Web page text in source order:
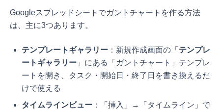
Googleスプレッドシートでガントチャートを作る方法
は、主に3つあります。
テンプレートギャラリー ：新規作成画面の「 テンプレ
ートギャラリー 」にある「ガントチャート」テンプレ
ートを開き、タスク・開始日・終了日を書き換えるだ
けで使える
タイムラインビュー ：「挿入」→「タイムライン」で